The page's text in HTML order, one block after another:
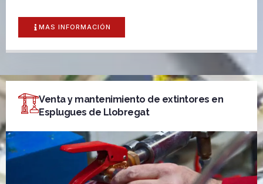
MAS INFORMACIÓN
Venta y mantenimiento de extintores en
Esplugues de Llobregat